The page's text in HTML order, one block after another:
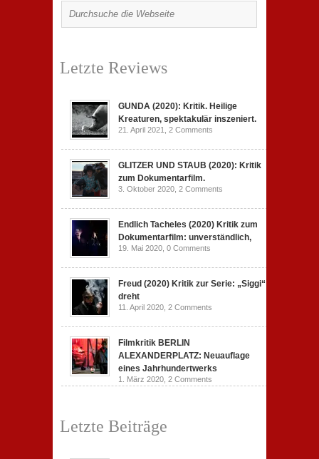
Letzte Reviews
GUNDA (2020): Kritik. Heilige
Kreaturen, spektakulär inszeniert.
21. April 2021, 2 Comments
GLITZER UND STAUB (2020): Kritik
zum Dokumentarfilm.
3. Oktober 2020, 2 Comments
Endlich Tacheles (2020) Kritik zum
Dokumentarfilm: unverständlich,
19. Mai 2020, 0 Comments
Freud (2020) Kritik zur Serie: „Siggi“
dreht
11. April 2020, 2 Comments
Filmkritik BERLIN
ALEXANDERPLATZ: Neuauflage
eines Jahrhundertwerks
1. März 2020, 2 Comments
Letzte Beiträge